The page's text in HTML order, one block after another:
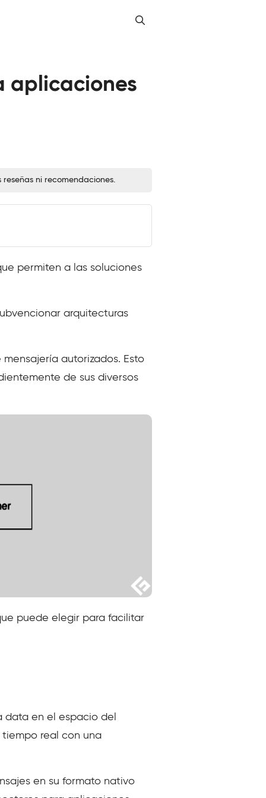
aplicaciones
ni recomendaciones.
permiten a las soluciones
arquitecturas
autorizados. Esto
de sus diversos
puede elegir para facilitar
data en el espacio del
tiempo real con una
en su formato nativo